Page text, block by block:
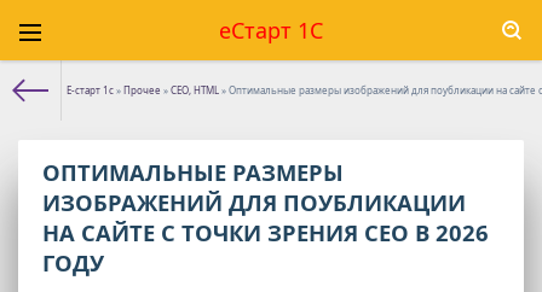
еСтарт 1С
Е-старт 1с»Прочее »CEO, HTML » Оптимальные размеры изображений для поубликации на сайте
ОПТИМАЛЬНЫЕ РАЗМЕРЫ
ИЗОБРАЖЕНИЙ ДЛЯ ПОУБЛИКАЦИИ
НА САЙТЕ С ТОЧКИ ЗРЕНИЯ СЕО В 2026
ГОДУ